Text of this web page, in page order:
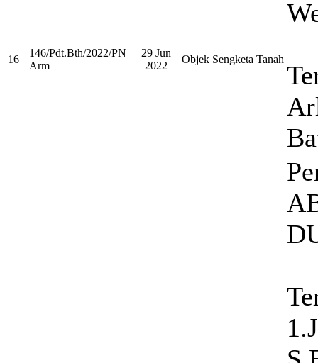
16
146/Pdt.Bth/2022/PN
Arm
29 Jun
2022
Objek Sengketa Tanah